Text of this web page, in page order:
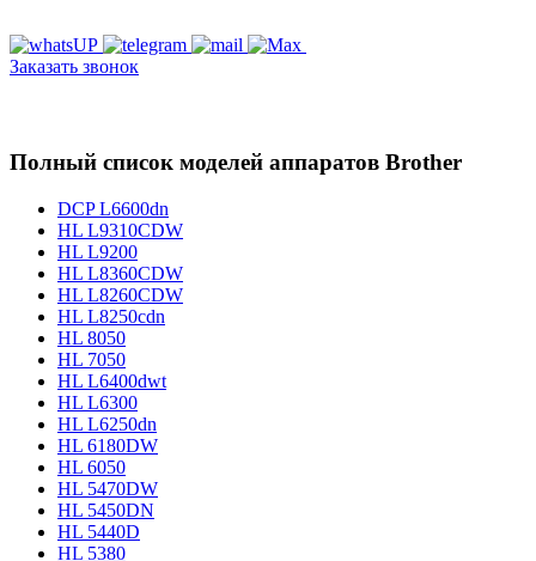
Заказать звонок
Полный список моделей аппаратов Brother
DCP L6600dn
HL L9310CDW
HL L9200
HL L8360CDW
HL L8260CDW
HL L8250cdn
HL 8050
HL 7050
HL L6400dwt
HL L6300
HL L6250dn
HL 6180DW
HL 6050
HL 5470DW
HL 5450DN
HL 5440D
HL 5380